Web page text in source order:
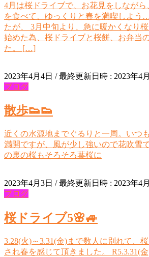
4月は桜ドライブで、お花見をしなが
を食べて、ゆっくりと春を満喫しよう
たが、 3月中旬より、急に暖かくなり
始めた為、桜ドライブと桜餅、お弁当
た。 […]
2023年4月4日 / 最終更新日時 : 2023年4
ブログ
散歩👟👟
近くの水源地までぐるりと一周。いつ
満開ですが、風が少し強いので花吹雪
の裏の桜もそろそろ葉桜に
2023年4月3日 / 最終更新日時 : 2023年4
ブログ
桜ドライブ5🌸🚙
3.28(火)～3.31(金)まで数人に別れて、
され春を感じて頂きました。 R5.3.31(